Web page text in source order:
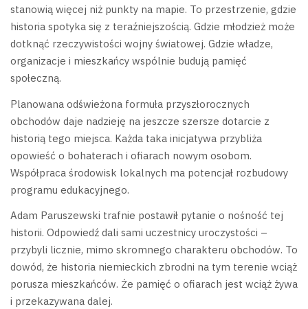
stanowią więcej niż punkty na mapie. To przestrzenie, gdzie
historia spotyka się z teraźniejszością. Gdzie młodzież może
dotknąć rzeczywistości wojny światowej. Gdzie władze,
organizacje i mieszkańcy wspólnie budują pamięć
społeczną.
Planowana odświeżona formuła przyszłorocznych
obchodów daje nadzieję na jeszcze szersze dotarcie z
historią tego miejsca. Każda taka inicjatywa przybliża
opowieść o bohaterach i ofiarach nowym osobom.
Współpraca środowisk lokalnych ma potencjał rozbudowy
programu edukacyjnego.
Adam Paruszewski trafnie postawił pytanie o nośność tej
historii. Odpowiedź dali sami uczestnicy uroczystości –
przybyli licznie, mimo skromnego charakteru obchodów. To
dowód, że historia niemieckich zbrodni na tym terenie wciąż
porusza mieszkańców. Że pamięć o ofiarach jest wciąż żywa
i przekazywana dalej.